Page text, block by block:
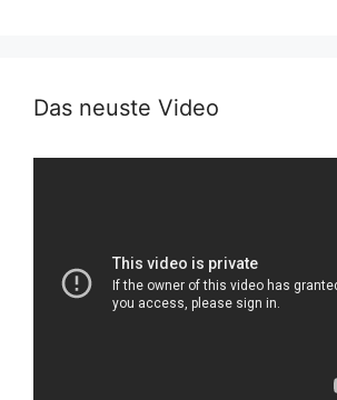
Das neuste Video